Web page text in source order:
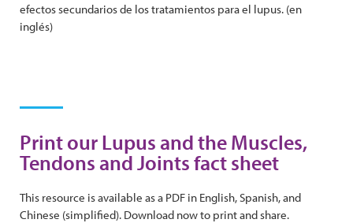
efectos secundarios de los tratamientos para el lupus. (en
inglés)
Print our Lupus and the Muscles,
Tendons and Joints fact sheet
This resource is available as a PDF in English, Spanish, and
Chinese (simplified). Download now to print and share.